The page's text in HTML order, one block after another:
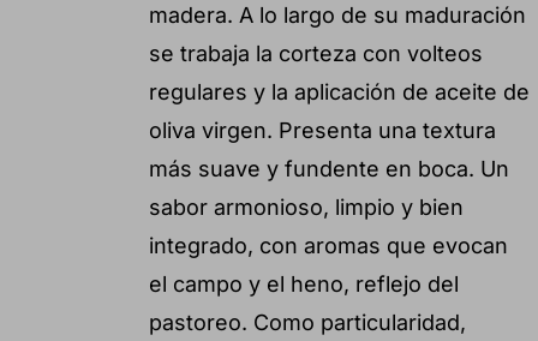
madera. A lo largo de su maduración
se trabaja la corteza con volteos
regulares y la aplicación de aceite de
oliva virgen. Presenta una textura
más suave y fundente en boca. Un
sabor armonioso, limpio y bien
integrado, con aromas que evocan
el campo y el heno, reflejo del
pastoreo. Como particularidad,